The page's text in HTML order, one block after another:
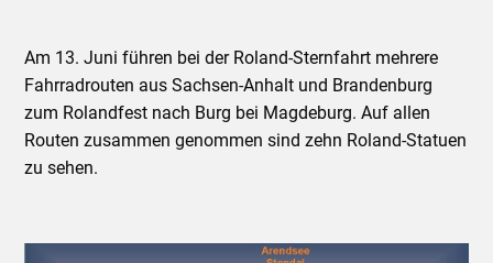
Am 13. Juni führen bei der Roland-Sternfahrt mehrere
Fahrradrouten aus Sachsen-Anhalt und Brandenburg
zum Rolandfest nach Burg bei Magdeburg. Auf allen
Routen zusammen genommen sind zehn Roland-Statuen
zu sehen.